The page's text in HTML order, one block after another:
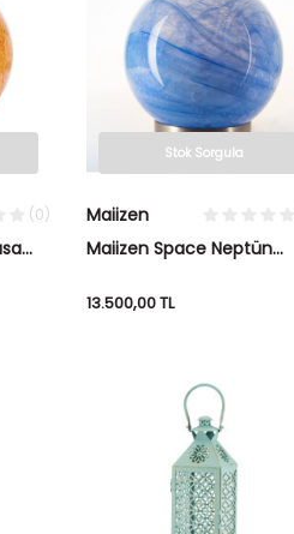
(0)
Stok Sorgula
Maiizen
Maiizen Space Neptün
13.500,00TL